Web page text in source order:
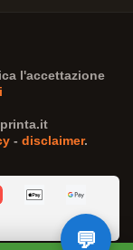
l'accettazione
- disclaimer.